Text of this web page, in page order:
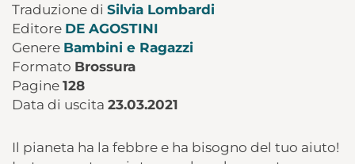
Traduzione di Silvia Lombardi
Editore DE AGOSTINI
Genere Bambini e Ragazzi
Formato Brossura
Pagine 128
Data di uscita 23.03.2021
Il pianeta ha la febbre e ha bisogno del tuo aiuto!